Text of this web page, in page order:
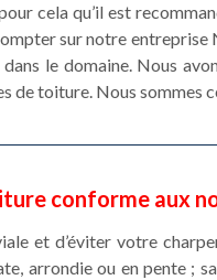
cela qu’il est
sur notre
dans le domaine. Nous
de toiture. Nous sommes
conforme aux
et d’éviter votre
arrondie ou en pente ;